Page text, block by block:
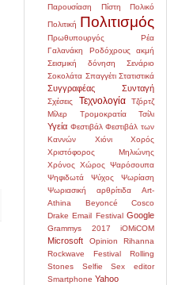
Παρουσίαση
Πίστη
Πολικό
Πολιτική Πολιτισμός
Πρωθυπουργός
Ρέα
Γαλανάκη
Ροδόχρους ακμή
Σεισμική δόνηση
Σενάριο
Σοκολάτα Σπαγγέτι Στατιστικά
Συγγραφέας Συνταγή
Σχέσεις Τεχνολογία
Τζόρτζ
Μίλερ
Τρομοκρατία Τσίλι
Υγεία Φεστιβάλ Φεστιβάλ των
Καννών
Χιόνι
Χορός
Χριστόφορος Μηλιώνης
Χρόνος Χώρος Ψαρόσουπα
Ψηφιδωτά
Ψύχος
Ψωρίαση
Ψωριασική αρθρίτιδα
Art-
Athina
Beyoncé
Cosco
Drake Email Festival Google
Grammys 2017 iOMiCOM
Microsoft Opinion
Rihanna
Rockwave Festival
Rolling
Stones
Selfie
Sex editor
Smartphone Yahoo